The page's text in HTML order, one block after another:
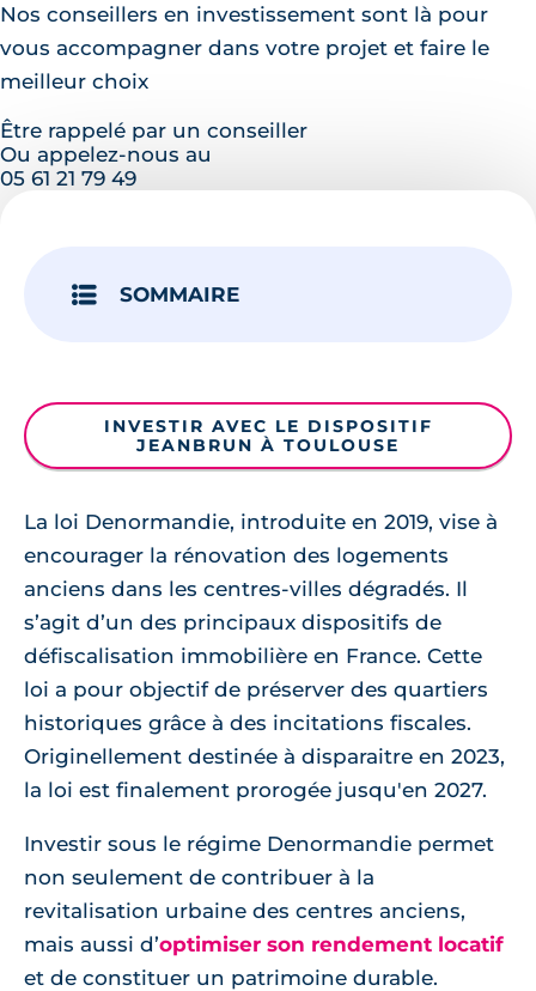
Nos conseillers en investissement sont là pour
vous accompagner dans votre projet et faire le
meilleur choix
Être rappelé par un conseiller
Ou appelez-nous au
05 61 21 79 49
SOMMAIRE
INVESTIR AVEC LE DISPOSITIF
JEANBRUN À TOULOUSE
La loi Denormandie, introduite en 2019, vise à
encourager la rénovation des logements
anciens dans les centres-villes dégradés. Il
s’agit d’un des principaux dispositifs de
défiscalisation immobilière en France. Cette
loi a pour objectif de préserver des quartiers
historiques grâce à des incitations fiscales.
Originellement destinée à disparaitre en 2023,
la loi est finalement prorogée jusqu'en 2027.
Investir sous le régime Denormandie permet
non seulement de contribuer à la
revitalisation urbaine des centres anciens,
mais aussi d’optimiser son rendement locatif
et de constituer un patrimoine durable.